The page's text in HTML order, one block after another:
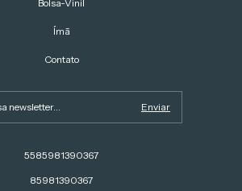
Bolsa-Vinil
Ímã
Contato
5585981390367
85981390367